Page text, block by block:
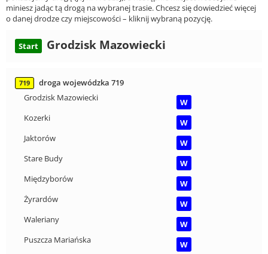
miniesz jadąc tą drogą na wybranej trasie. Chcesz się dowiedzieć więcej
o danej drodze czy miejscowości – kliknij wybraną pozycję.
Start Grodzisk Mazowiecki
719
droga wojewódzka 719
Grodzisk Mazowiecki
W
Kozerki
W
Jaktorów
W
Stare Budy
W
Międzyborów
W
Żyrardów
W
Waleriany
W
Puszcza Mariańska
W